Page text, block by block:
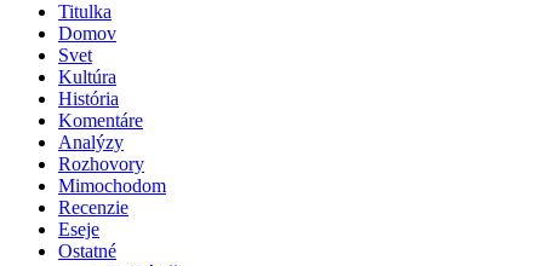
Titulka
Domov
Svet
Kultúra
História
Komentáre
Analýzy
Rozhovory
Mimochodom
Recenzie
Eseje
Ostatné